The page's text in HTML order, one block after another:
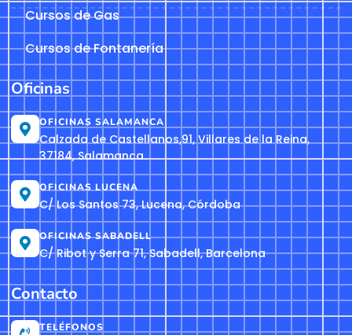
Cursos de Gas
Cursos de Fontanería
Oficinas
OFICINAS SALAMANCA
Calzada de Castellanos,91, Villares de la Reina,
37184, Salamanca.
OFICINAS LUCENA
C/ Los Santos 73, Lucena, Córdoba
OFICINAS SABADELL
C/ Ribot y Serra 71, Sabadell, Barcelona
Contacto
TELÉFONOS